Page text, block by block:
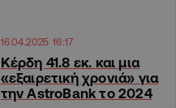
16.04.2025 16:17
Κέρδη 41.8 εκ. και μια
«εξαιρετική χρονιά» για
την AstroBank το 2024